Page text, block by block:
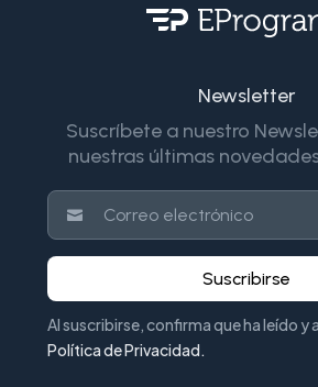
Newsletter
Suscríbete a nuestro
nuestras últimas
Suscribirse
Al suscribirse, confirma que ha leído y
Política de Privacidad.